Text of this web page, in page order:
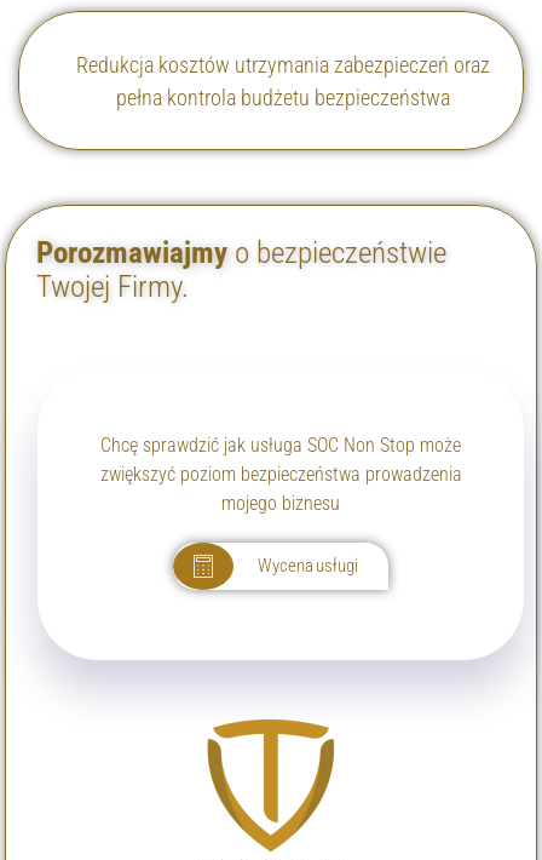
Redukcja kosztów utrzymania zabezpieczeń oraz
pełna kontrola budżetu bezpieczeństwa
Porozmawiajmy o bezpieczeństwie
Twojej Firmy.
Chcę sprawdzić jak usługa SOC Non Stop może
zwiększyć poziom bezpieczeństwa prowadzenia
mojego biznesu
Wycena usługi